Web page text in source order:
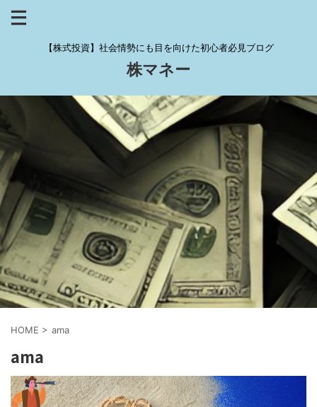
【株式投資】社会情勢にも目を向けた初心者必見ブログ
株マネー
HOME > ama
ama